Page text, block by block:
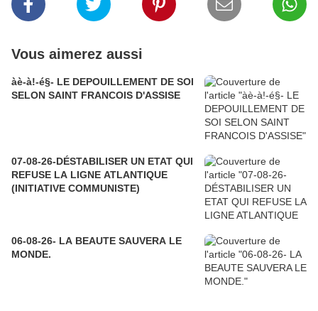
Vous aimerez aussi
àè-à!-é§- LE DEPOUILLEMENT DE SOI
SELON SAINT FRANCOIS D'ASSISE
07-08-26-DÉSTABILISER UN ETAT QUI
REFUSE LA LIGNE ATLANTIQUE
(INITIATIVE COMMUNISTE)
06-08-26- LA BEAUTE SAUVERA LE
MONDE.